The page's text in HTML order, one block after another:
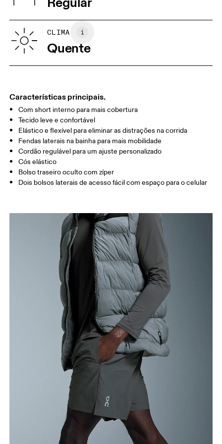
GUIA DE TAMANHOS - VESTUÁRIO MASCULINO
CINTURA
CA
89 90 — 95 96
Arraste na horizontal para ver mais
Entreperna (M): 12.7 cm
Como medir
Meça ao redor da parte mais estreita da cintura.
Vietnã
CLIMA
Quente
Características principais.
Com short interno para mais cobertura
Tecido leve e confortável
Elástico e flexível para eliminar as distrações na corrida
Fendas laterais na bainha para mais mobilidade
Cordão regulável para um ajuste personalizado
Cós elástico
Bolso traseiro oculto com zíper
Dois bolsos laterais de acesso fácil com espaço para o celular